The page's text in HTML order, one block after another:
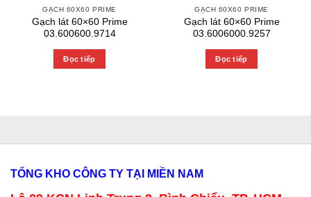
GẠCH 60X60 PRIME
Gạch lát 60×60 Prime
03.600600.9714
Đọc tiếp
GẠCH 60X60 PRIME
Gạch lát 60×60 Prime
03.6006000.9257
Đọc tiếp
TỔNG KHO CÔNG TY TẠI MIỀN NAM